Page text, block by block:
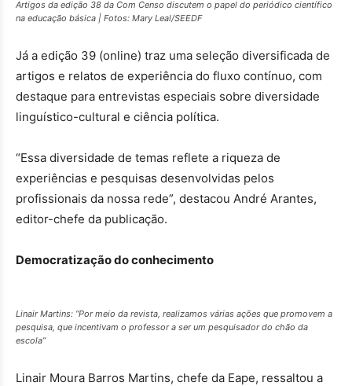
Artigos da edição 38 da Com Censo discutem o papel do periódico científico
na educação básica | Fotos: Mary Leal/SEEDF
Já a edição 39 (online) traz uma seleção diversificada de
artigos e relatos de experiência do fluxo contínuo, com
destaque para entrevistas especiais sobre diversidade
linguístico-cultural e ciência política.
“Essa diversidade de temas reflete a riqueza de
experiências e pesquisas desenvolvidas pelos
profissionais da nossa rede”, destacou André Arantes,
editor-chefe da publicação.
Democratização do conhecimento
Linair Martins: “Por meio da revista, realizamos várias ações que promovem a
pesquisa, que incentivam o professor a ser um pesquisador do chão da
escola”
Linair Moura Barros Martins, chefe da Eape, ressaltou a